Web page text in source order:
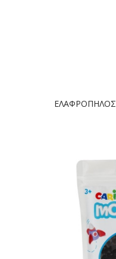
ΕΛΑΦΡΟΠΗΛΟΣ